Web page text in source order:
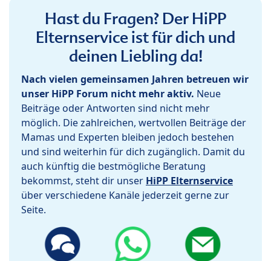
Hast du Fragen? Der HiPP
Elternservice ist für dich und
deinen Liebling da!
Nach vielen gemeinsamen Jahren betreuen wir
unser HiPP Forum nicht mehr aktiv. Neue
Beiträge oder Antworten sind nicht mehr
möglich. Die zahlreichen, wertvollen Beiträge der
Mamas und Experten bleiben jedoch bestehen
und sind weiterhin für dich zugänglich. Damit du
auch künftig die bestmögliche Beratung
bekommst, steht dir unser HiPP Elternservice
über verschiedene Kanäle jederzeit gerne zur
Seite.